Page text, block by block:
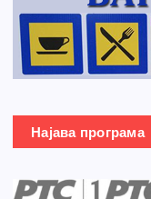
Најава програма